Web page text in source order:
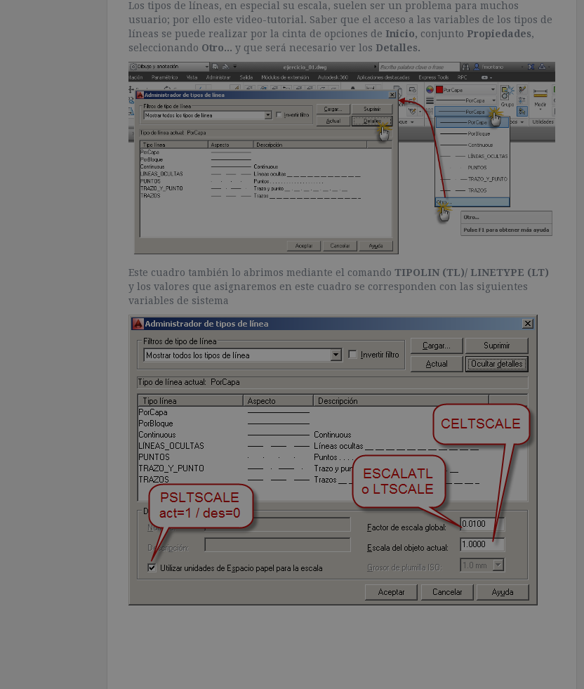
Los tipos de líneas, en especial su escala, suelen ser un problema para muchos
usuario; por ello este video-tutorial. Saber que el acceso a las variables de los tipos de
líneas se puede realizar por la cinta de opciones de Inicio, conjunto Propiedades,
seleccionando Otro... y que será necesario ver los Detalles.
Este cuadro también lo abrimos mediante el comando TIPOLIN (TL)/ LINETYPE (LT)
y los valores que asignaremos en este cuadro se corresponden con las siguientes
variables de sistema